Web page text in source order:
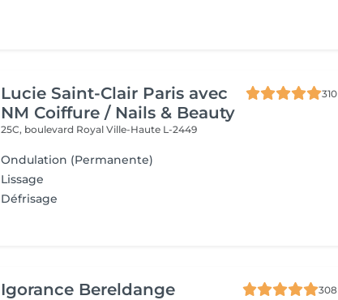
Lucie Saint-Clair Paris avec
NM Coiffure / Nails & Beauty
310
25C, boulevard RoyalVille-Haute L-2449
Ondulation (Permanente)
Lissage
Défrisage
Igorance Bereldange
308